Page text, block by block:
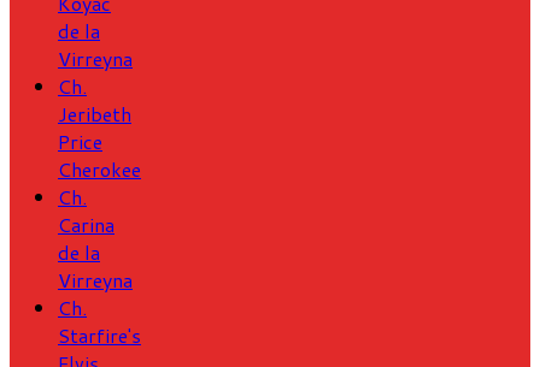
de la
Virreyna
Ch.
Jeribeth
Price
Cherokee
Ch.
Carina
de la
Virreyna
Ch.
Starfire's